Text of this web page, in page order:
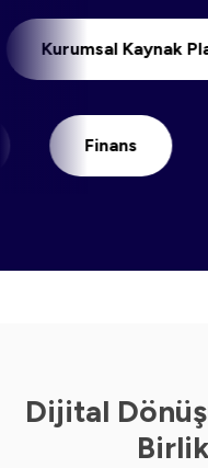
Kurumsal
Finans
Dijital